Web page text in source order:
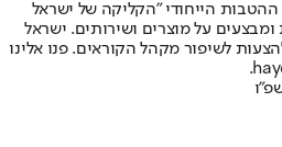
ההטבות הייחודי "הקליקה של ישראל
על מוצרים ושירותים. ישראל
לשיפור מקהל הקוראים. פנו אלינו